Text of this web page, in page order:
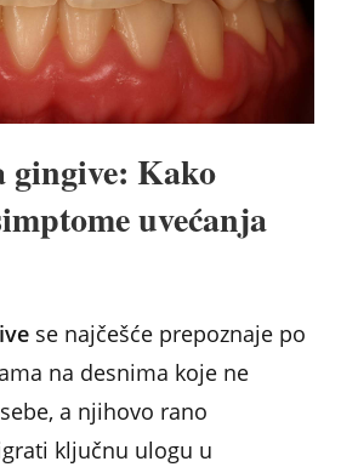
Kako
uvećanja
se najčešće prepoznaje po
na desnima koje ne
a njihovo rano
ključnu ulogu u